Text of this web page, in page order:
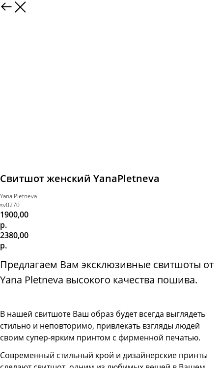
Свитшот женский YanaPletneva
Yana Pletneva
sv0270
1900,00
р.
2380,00
р.
Предлагаем Вам эксклюзивные свитшоты от
Yana Pletneva высокого качества пошива.
В нашей свитшоте Ваш образ будет всегда выглядеть
стильно и неповторимо, привлекать взгляды людей
своим супер-ярким принтом с фирменной печатью.
Современный стильный крой и дизайнерские принты